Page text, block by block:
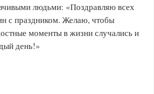
людьми: «Поздравляю всех
с праздником. Желаю, чтобы
моменты в жизни случались и
день!»